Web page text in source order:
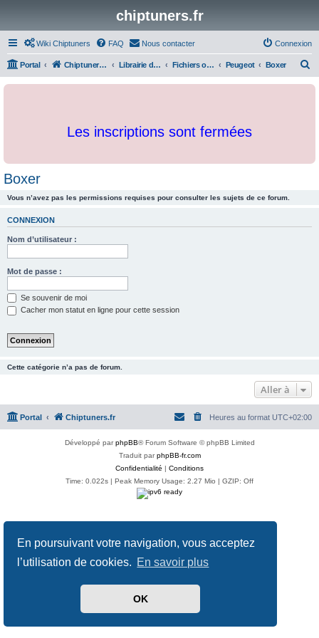
En poursuivant votre navigation, vous acceptez
l’utilisation de cookies. En savoir plus
OK
chiptuners.fr
Wiki Chiptuners FAQ Nous contacter Connexion
Portal Chiptuners.fr Librairie de documents et originaux Fichiers originaux Peugeot Boxer
c
Les inscriptions sont fermées
Boxer
Vous n’avez pas les permissions requises pour consulter les sujets de ce forum.
CONNEXION
Nom d’utilisateur :
Mot de passe :
Se souvenir de moi
Cacher mon statut en ligne pour cette session
Cette catégorie n’a pas de forum.
Aller à
Portal Chiptuners.fr Heures au format UTC+02:00
Développé parphpBB® Forum Software © phpBB Limited
Traduit parphpBB-fr.com
Confidentialité | Conditions
Time: 0.022s | Peak Memory Usage: 2.27 Mio | GZIP: Off